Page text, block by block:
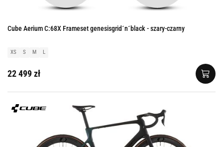
Cube Aerium C:68X Frameset genesisgrid´n´black - szary-czarny
XS S M L
22 499 zł